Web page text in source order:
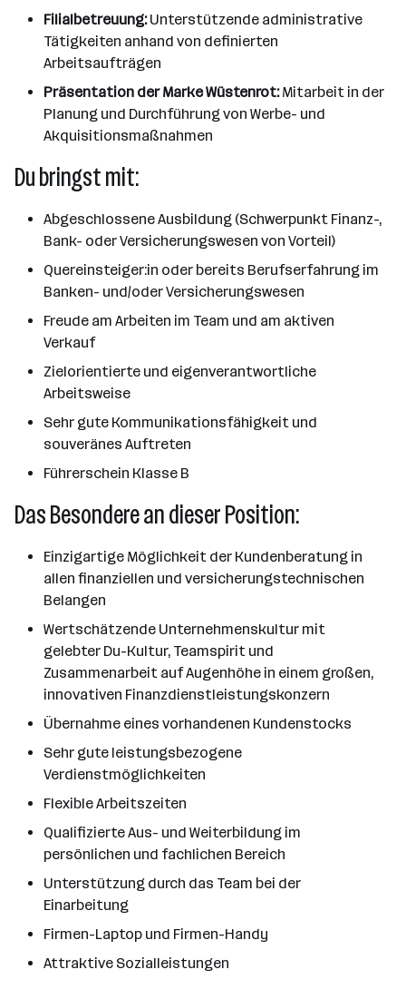
Filialbetreuung:Unterstützende administrative
Tätigkeiten anhand von definierten
Arbeitsaufträgen
Präsentation der Marke Wüstenrot:Mitarbeit in der
Planung und Durchführung von Werbe- und
Akquisitionsmaßnahmen
Du bringst mit:
Abgeschlossene Ausbildung (Schwerpunkt Finanz-,
Bank- oder Versicherungswesen von Vorteil)
Quereinsteiger:in oder bereits Berufserfahrung im
Banken- und/oder Versicherungswesen
Freude am Arbeiten im Team und am aktiven
Verkauf
Zielorientierte und eigenverantwortliche
Arbeitsweise
Sehr gute Kommunikationsfähigkeit und
souveränes Auftreten
Führerschein Klasse B
Das Besondere an dieser Position:
Einzigartige Möglichkeit der Kundenberatung in
allen finanziellen und versicherungstechnischen
Belangen
Wertschätzende Unternehmenskultur mit
gelebter Du-Kultur, Teamspirit und
Zusammenarbeit auf Augenhöhe in einem großen,
innovativen Finanzdienstleistungskonzern
Übernahme eines vorhandenen Kundenstocks
Sehr gute leistungsbezogene
Verdienstmöglichkeiten
Flexible Arbeitszeiten
Qualifizierte Aus- und Weiterbildung im
persönlichen und fachlichen Bereich
Unterstützung durch das Team bei der
Einarbeitung
Firmen-Laptop und Firmen-Handy
Attraktive Sozialleistungen